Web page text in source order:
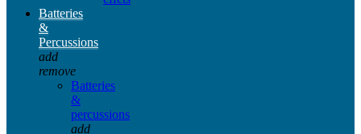
Batteries
&
Percussions
add
remove
Batteries
&
percussions
add